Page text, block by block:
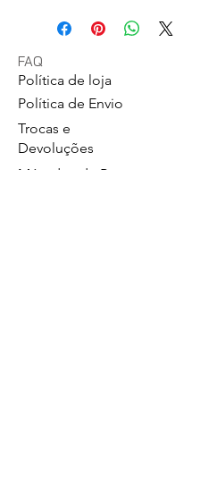
FAQ
Política de loja
Política de Envio
Trocas e
Devoluções
Métodos de Pagamentos